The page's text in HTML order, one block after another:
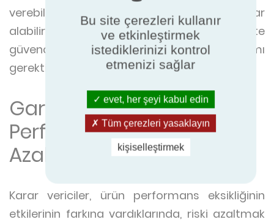
verebilir. Bu güveni yeniden inşa etmek yıllar
alabilir ve önemli bir pazarlama, kalite
güvencesi ve müşteri hizmetleri yatırımı
gerektirebilir.
Garanti Edilen Ürün
Performansıyla Riski
Azaltmak
Karar vericiler, ürün performans eksikliğinin
etkilerinin farkına vardıklarında, riski azaltmak
Bu site çerezleri kullanır
ve etkinleştirmek
istediklerinizi kontrol
etmenizi sağlar
evet, her şeyi kabul edin
Tüm çerezleri yasaklayın
kişiselleştirmek